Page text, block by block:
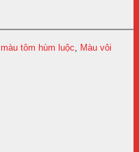
màu tôm hùm luộc, Màu vôi